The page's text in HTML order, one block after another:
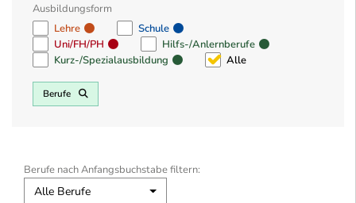
Ausbildungsform
Lehre
Schule
Uni/FH/PH
Hilfs-/Anlernberufe
Kurz-/Spezialausbildung
Alle
Berufe
Berufe nach Anfangsbuchstabe filtern:
Alle Berufe